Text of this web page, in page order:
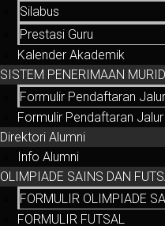
Silabus
Prestasi Guru
Kalender Akademik
SISTEM PENERIMAAN
Formulir Pendaftaran
Formulir Pendaftaran Jalur
Direktori Alumni
Info Alumni
OLIMPIADE SAINS DAN
FORMULIR OLIMPIADE
FORMULIR FUTSAL